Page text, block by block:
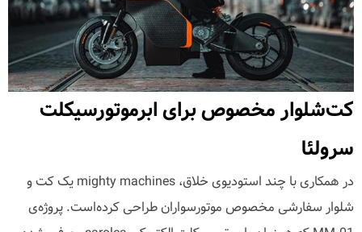
کت‌شلوار مخصوص برای ابرموتورسیکلت
سرولئا
در همکاری با چند استودیوی خلاق، mighty machines یک کت و
شلوار سفارشی مخصوص موتورسواران طراحی کرده‌است. پروژه‌ی